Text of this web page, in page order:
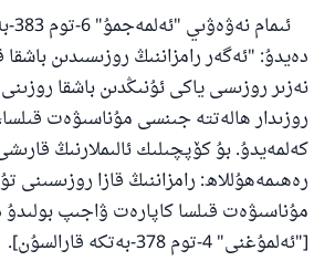
دەيدۇ: "ئەگەر رامزاننىڭ روزىسىدىن باشقا
نەزىر روزىسى ياكى ئۇنىڭدىن باشقا
روزىدار ھالەتتە جىنسى مۇناسىۋەت
كەلمەيدۇ. بۇ كۆپچىلىك ئالىملارنىڭ
رەھىمەھۇللاھ: رامزاننىڭ قازا روزىسىنى
مۇناسىۋەت قىلسا كاپارەت ۋاجىپ
["ئەلمۇغنى" 4-توم 378-بەتكە قارالسۇن].